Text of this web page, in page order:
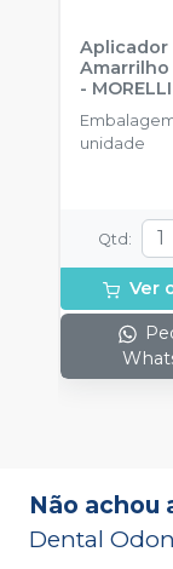
Aplicador
Amarrilho
- MORELLI
unidade
Qtd :
Ver
Não achou
Dental